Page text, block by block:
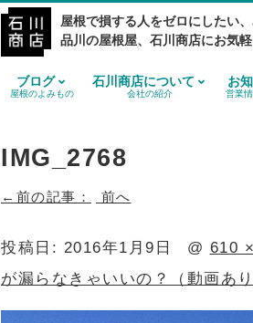
屋根で損する人をゼロにしたい
品川の屋根屋、石川商店にお気
ブログ
屋根のよみもの
石川商店について
会社の紹介
お
営業
IMG_2768
前へ
投稿日: 2016年1月9日 @ 610
が漏らなきゃいいの？（動画あ